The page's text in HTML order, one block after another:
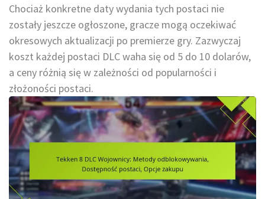
Chociaż konkretne daty wydania tych postaci nie
zostały jeszcze ogłoszone, gracze mogą oczekiwać
okresowych aktualizacji po premierze gry. Zazwyczaj
koszt każdej postaci DLC waha się od 5 do 10 dolarów,
a ceny różnią się w zależności od popularności i
złożoności postaci.